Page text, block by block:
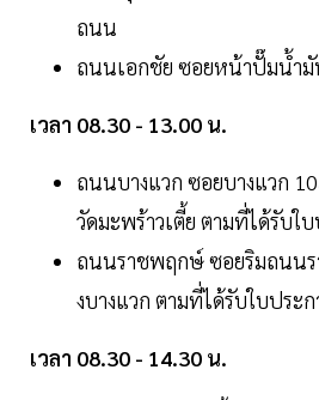
ถนน
ถนนเอกชัย ซอยหน้าปั๊มน้ำมั
เวลา 08.30 - 13.00 น.
ถนนบางแวก ซอยบางแวก
วัดมะพร้าวเตี้ย ตามที่ได้รับใ
ถนนราชพฤกษ์ ซอยริมถนน
งบางแวก ตามที่ได้รับใบประ
เวลา 08.30 - 14.30 น.